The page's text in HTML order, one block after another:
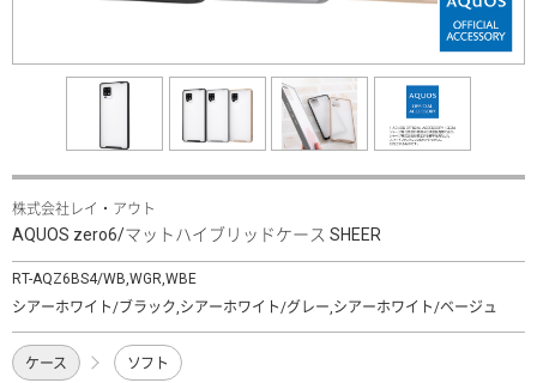
株式会社レイ・アウト
AQUOS zero6/マットハイブリッドケース SHEER
RT-AQZ6BS4/WB,WGR,WBE
シアーホワイト/ブラック,シアーホワイト/グレー,シアーホワイト/ベージュ
ケース ソフト